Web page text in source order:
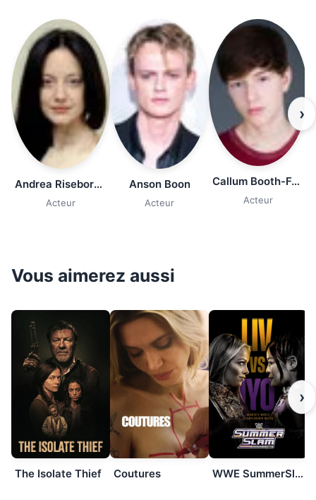
Andrea Riseborough
Acteur
Anson Boon
Acteur
Callum Booth-Ford
Acteur
›
Vous aimerez aussi
The Isolate Thief Coutures WWE SummerSlam 2026: Saturday
›